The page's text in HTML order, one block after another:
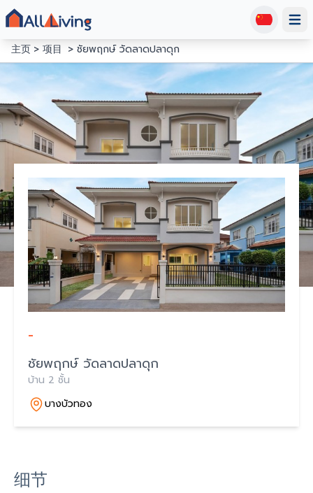
主页
项目 ชัยพฤกษ์ วัดลาดปลาดุก
-
ชัยพฤกษ์ วัดลาดปลาดุก
บ้าน 2 ชั้น
บางบัวทอง
细节